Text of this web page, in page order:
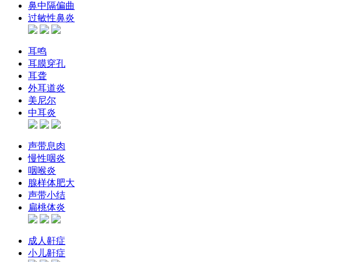
鼻中隔偏曲
过敏性鼻炎
耳鸣
耳膜穿孔
耳聋
外耳道炎
美尼尔
中耳炎
声带息肉
慢性咽炎
咽喉炎
腺样体肥大
声带小结
扁桃体炎
成人鼾症
小儿鼾症